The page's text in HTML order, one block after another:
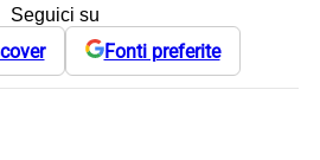
Seguici su
Fonti preferite